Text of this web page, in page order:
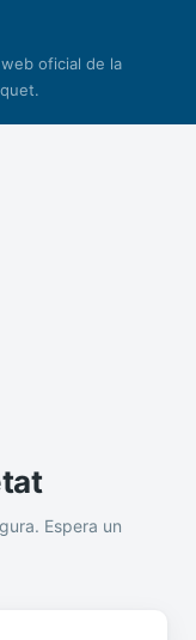
oficial de la
Espera un